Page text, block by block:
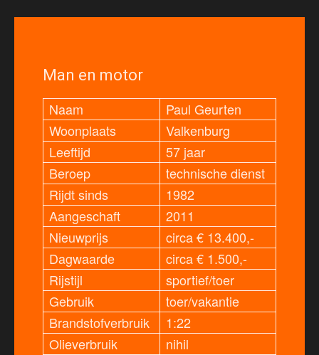
Man en motor
Naam
Paul Geurten
Woonplaats
Valkenburg
Leeftijd
57 jaar
Beroep
technische dienst
Rijdt sinds
1982
Aangeschaft
2011
Nieuwprijs
circa € 13.400,-
Dagwaarde
circa € 1.500,-
Rijstijl
sportief/toer
Gebruik
toer/vakantie
Brandstofverbruik
1:22
Olieverbruik
nihil